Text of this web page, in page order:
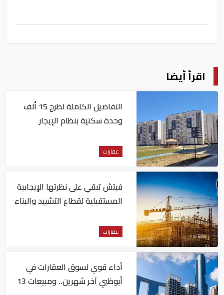
اقرأ أيضا
التفاصيل الكاملة لطرح 15 ألف
وحدة سكنية بنظام الإيجار
عقارات
فيتش تبقي على نظرتها الإيجابية
المستقبلية لقطاع التشييد والبناء
عقارات
أداء قوي لسوق العقارات في
أبوظبي آخر شهرين.. ومبيعات 13